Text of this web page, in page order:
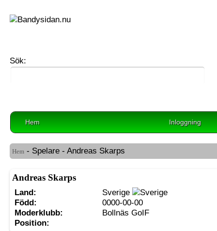
Sök:
Hem Inloggning
Hem - Spelare - Andreas Skarps
Andreas Skarps
Land:
Sverige
Född:
0000-00-00
Moderklubb:
Bollnäs GoIF
Position: